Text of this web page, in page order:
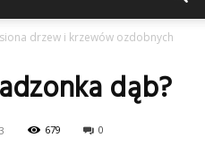
drzew i krzewów ozdobnych
dąb?
679 0